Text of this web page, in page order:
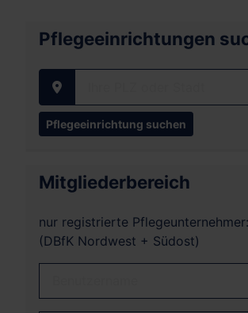
Pflegeeinrichtungen
Ihre PLZ oder Stadt
Mitgliederbereich
nur registrierte
(DBfK Nordwest + Südost)